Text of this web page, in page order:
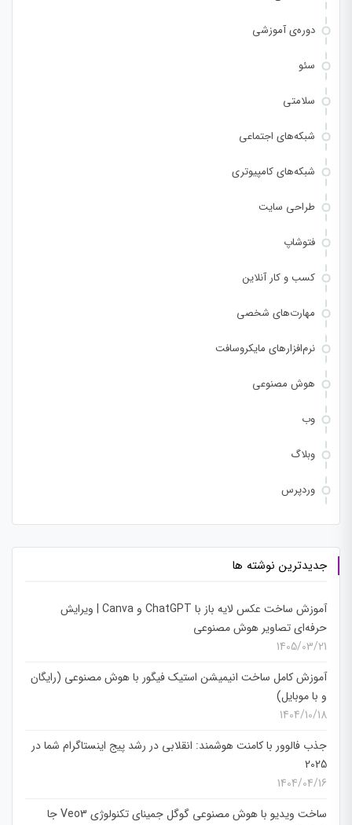
دوره‌ی آموزشی
سئو
سلامتی
شبکه‌های اجتماعی
شبکه‌های کامپیوتری
طراحی سایت
فتوشاپ
کسب و کار آنلاین
مهارت‌های شخصی
نرم‌افزارهای مایکروسافت
هوش مصنوعی
وب
وبلاگ
وردپرس
جدیدترین نوشته ها
آموزش ساخت عکس لایه باز با ChatGPT و Canva | ویرایش
حرفه‌ای تصاویر هوش مصنوعی
1405/03/21
آموزش کامل ساخت انیمیشن استیک فیگور با هوش مصنوعی (رایگان
و با موبایل)
1404/10/18
جذب فالوور با کامنت هوشمند: انقلابی در رشد پیج اینستاگرام شما در
2025
1404/04/16
ساخت ویدیو با هوش مصنوعی گوگل جمینای تکنولوژی Veo3 جا